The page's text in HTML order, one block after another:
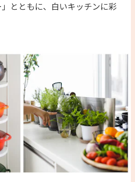
とともに、白いキッチンに彩